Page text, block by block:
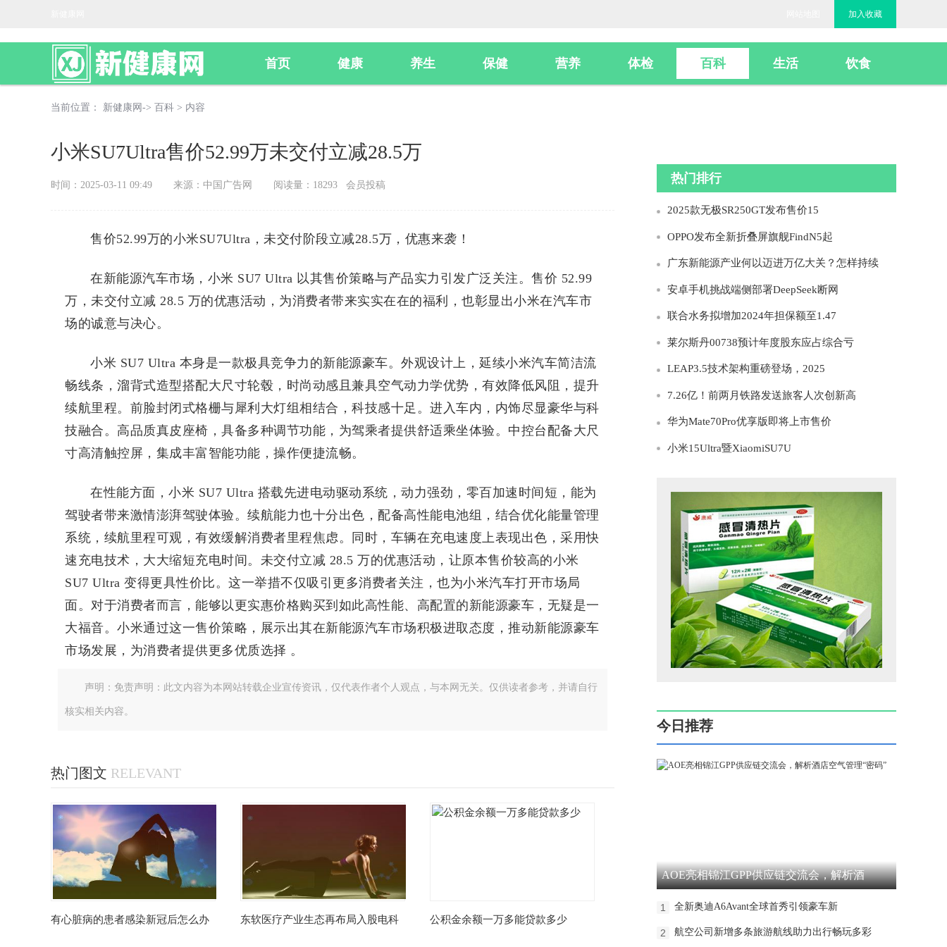
加入收藏
首页 健康 养生 保健 营养 体检 百科 生活 饮食
当前位置： 新健康网 -> 百科 > 内容
小米SU7Ultra售价52.99万未交付立减28.5万
时间：2025-03-11 09:49 来源：中国广告网 阅读量：18293 会员投稿
售价52.99万的小米SU7Ultra，未交付阶段立减28.5万，优惠来袭！
在新能源汽车市场，小米 SU7 Ultra 以其售价策略与产品实力引发广泛关注。售价 52.99
万，未交付立减 28.5 万的优惠活动，为消费者带来实实在在的福利，也彰显出小米在汽车市
场的诚意与决心。
小米 SU7 Ultra 本身是一款极具竞争力的新能源豪车。外观设计上，延续小米汽车简洁流
畅线条，溜背式造型搭配大尺寸轮毂，时尚动感且兼具空气动力学优势，有效降低风阻，提升
续航里程。前脸封闭式格栅与犀利大灯组相结合，科技感十足。进入车内，内饰尽显豪华与科
技融合。高品质真皮座椅，具备多种调节功能，为驾乘者提供舒适乘坐体验。中控台配备大尺
寸高清触控屏，集成丰富智能功能，操作便捷流畅。
在性能方面，小米 SU7 Ultra 搭载先进电动驱动系统，动力强劲，零百加速时间短，能为
驾驶者带来激情澎湃驾驶体验。续航能力也十分出色，配备高性能电池组，结合优化能量管理
系统，续航里程可观，有效缓解消费者里程焦虑。同时，车辆在充电速度上表现出色，采用快
速充电技术，大大缩短充电时间。未交付立减 28.5 万的优惠活动，让原本售价较高的小米
SU7 Ultra 变得更具性价比。这一举措不仅吸引更多消费者关注，也为小米汽车打开市场局
面。对于消费者而言，能够以更实惠价格购买到如此高性能、高配置的新能源豪车，无疑是一
大福音。小米通过这一售价策略，展示出其在新能源汽车市场积极进取态度，推动新能源豪车
市场发展，为消费者提供更多优质选择 。
声明：免责声明：此文内容为本网站转载企业宣传资讯，仅代表作者个人观点，与本网无关。仅供读者参考，并请自行
核实相关内容。
热门图文 RELEVANT
有心脏病的患者感染新冠后怎么办 东软医疗产业生态再布局入股电科 公积金余额一万多能贷款多少
热门排行
2025款无极SR250GT发布售价15
OPPO发布全新折叠屏旗舰FindN5起
广东新能源产业何以迈进万亿大关？怎样持续
安卓手机挑战端侧部署DeepSeek断网
联合水务拟增加2024年担保额至1.47
莱尔斯丹00738预计年度股东应占综合亏
LEAP3.5技术架构重磅登场，2025
7.26亿！前两月铁路发送旅客人次创新高
华为Mate70Pro优享版即将上市售价
小米15Ultra暨XiaomiSU7U
今日推荐
AOE亮相锦江GPP供应链交流会，解析酒
1 全新奥迪A6Avant全球首秀引领豪车新
2 航空公司新增多条旅游航线助力出行畅玩多彩